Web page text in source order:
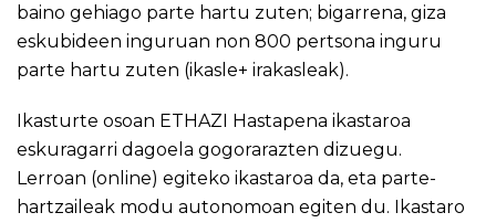
baino gehiago parte hartu zuten; bigarrena, giza
eskubideen inguruan non 800 pertsona inguru
parte hartu zuten (ikasle+ irakasleak).
Ikasturte osoan ETHAZI Hastapena ikastaroa
eskuragarri dagoela gogorarazten dizuegu.
Lerroan (online) egiteko ikastaroa da, eta parte-
hartzaileak modu autonomoan egiten du. Ikastaro